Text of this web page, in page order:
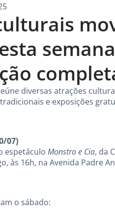
diversas atrações
e exposições
07)
espetáculo Monstro e Cia, da
às 16h, na Avenida Padre
o sábado: